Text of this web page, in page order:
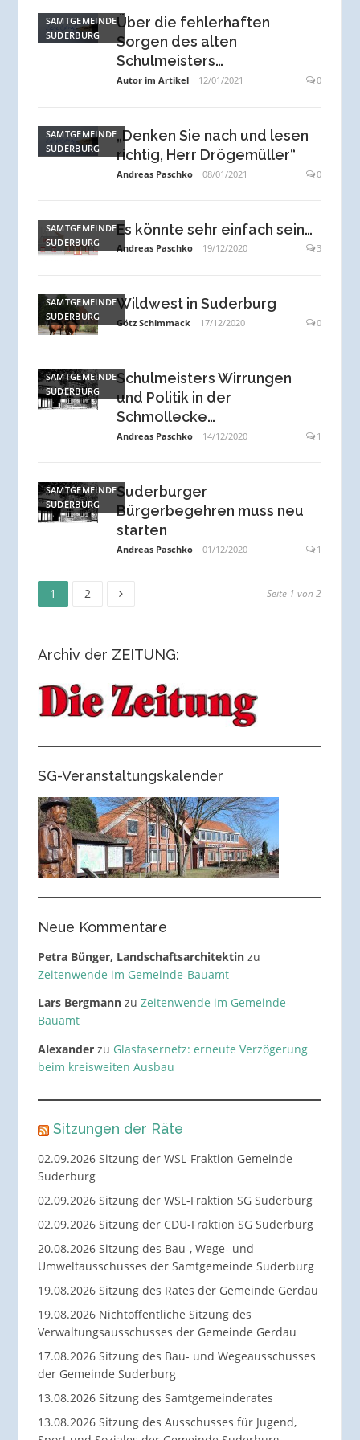
SAMTGEMEINDE
SUDERBURG
Über die fehlerhaften
Sorgen des alten
Schulmeisters…
Autor im Artikel 12/01/2021 0
SAMTGEMEINDE
SUDERBURG
„Denken Sie nach und lesen
richtig, Herr Drögemüller“
Andreas Paschko 08/01/2021 0
SAMTGEMEINDE
SUDERBURG
Es könnte sehr einfach sein…
Andreas Paschko 19/12/2020 3
SAMTGEMEINDE
SUDERBURG
Wildwest in Suderburg
Götz Schimmack 17/12/2020 0
SAMTGEMEINDE
SUDERBURG
Schulmeisters Wirrungen
und Politik in der
Schmollecke…
Andreas Paschko 14/12/2020 1
SAMTGEMEINDE
SUDERBURG
Suderburger
Bürgerbegehren muss neu
starten
Andreas Paschko 01/12/2020 1
Seitennummerierung
Beiträge
Seite
1 2 Seite 1 von 2
Archiv der ZEITUNG:
SG-Veranstaltungskalender
Neue Kommentare
Petra Bünger, Landschaftsarchitektinzu
Zeitenwende im Gemeinde-Bauamt
Lars Bergmannzu Zeitenwende im Gemeinde-
Bauamt
Alexanderzu Glasfasernetz: erneute Verzögerung
beim kreisweiten Ausbau
Sitzungen der Räte
02.09.2026 Sitzung der WSL-Fraktion Gemeinde
Suderburg
02.09.2026 Sitzung der WSL-Fraktion SG Suderburg
02.09.2026 Sitzung der CDU-Fraktion SG Suderburg
20.08.2026 Sitzung des Bau-, Wege- und
Umweltausschusses der Samtgemeinde Suderburg
19.08.2026 Sitzung des Rates der Gemeinde Gerdau
19.08.2026 Nichtöffentliche Sitzung des
Verwaltungsausschusses der Gemeinde Gerdau
17.08.2026 Sitzung des Bau- und Wegeausschusses
der Gemeinde Suderburg
13.08.2026 Sitzung des Samtgemeinderates
13.08.2026 Sitzung des Ausschusses für Jugend,